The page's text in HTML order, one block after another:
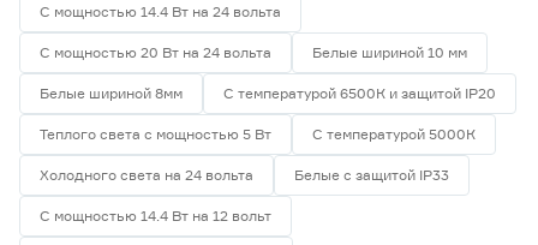
С мощностью 14.4 Вт на 24 вольта
С мощностью 20 Вт на 24 вольта Белые шириной 10 мм
Белые шириной 8мм С температурой 6500К и защитой IP20
Теплого света с мощностью 5 Вт С температурой 5000К
Холодного света на 24 вольта Белые с защитой IP33
С мощностью 14.4 Вт на 12 вольт